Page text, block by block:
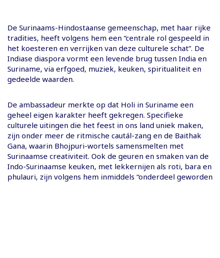
De Surinaams-Hindostaanse gemeenschap, met haar rijke
tradities, heeft volgens hem een “centrale rol gespeeld in
het koesteren en verrijken van deze culturele schat”. De
Indiase diaspora vormt een levende brug tussen India en
Suriname, via erfgoed, muziek, keuken, spiritualiteit en
gedeelde waarden.
De ambassadeur merkte op dat Holi in Suriname een
geheel eigen karakter heeft gekregen. Specifieke
culturele uitingen die het feest in ons land uniek maken,
zijn onder meer de ritmische cautál-zang en de Baithak
Gana, waarin Bhojpuri-wortels samensmelten met
Surinaamse creativiteit. Ook de geuren en smaken van de
Indo-Surinaamse keuken, met lekkernijen als roti, bara en
phulauri, zijn volgens hem inmiddels “onderdeel geworden